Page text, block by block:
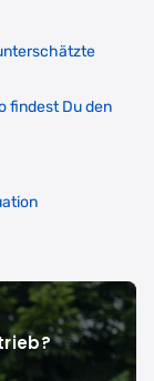
findest Du den